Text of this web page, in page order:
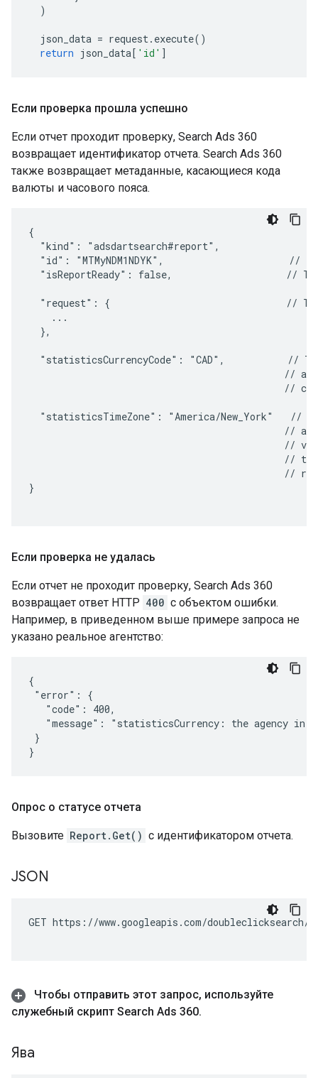
)
json_data = request. execute()
return json_data[ 'id' ]
Если проверка прошла успешно
Если отчет проходит проверку, Search Ads 360
возвращает идентификатор отчета. Search Ads 360
также возвращает метаданные, касающиеся кода
валюты и часового пояса.
{
  "kind": "adsdartsearch#report",
"id": "MTMyNDM1NDYK",                      //
"isReportReady": false,                    //
"request": {                               //
    ...
  },
"statisticsCurrencyCode": "CAD",           //
//
//
"statisticsTimeZone": "America/New_York"   //
// a
//
//
//
}
Если проверка не удалась
Если отчет не проходит проверку, Search Ads 360
возвращает ответ HTTP 400 с объектом ошибки.
Например, в приведенном выше примере запроса не
указано реальное агентство:
{
"error": {
   "code": 400,
"message": "statisticsCurrency: the agency in
}
}
Опрос о статусе отчета
Вызовите Report.Get() с идентификатором отчета.
JSON
GET https://www.googleapis.com/doubleclicksearch/v2/
Чтобы отправить этот запрос, используйте
служебный скрипт Search Ads 360.
Ява